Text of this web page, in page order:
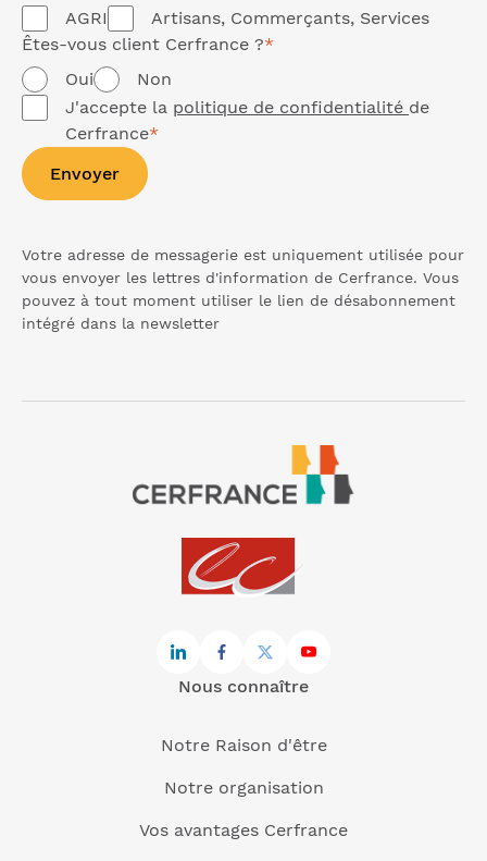
AGRI
Artisans, Commerçants, Services
Êtes-vous client Cerfrance ?*
Oui
Non
J'accepte la politique de confidentialité de
Cerfrance*
Envoyer
Votre adresse de messagerie est uniquement utilisée pour
vous envoyer les lettres d'information de Cerfrance. Vous
pouvez à tout moment utiliser le lien de désabonnement
intégré dans la newsletter
Nous connaître
Notre Raison d'être
Notre organisation
Vos avantages Cerfrance